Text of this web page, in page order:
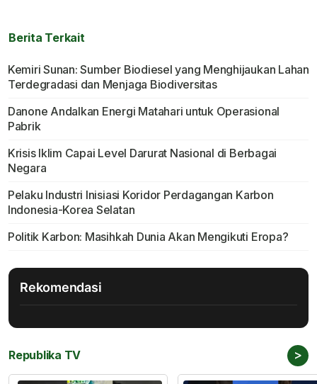
Berita Terkait
Kemiri Sunan: Sumber Biodiesel yang Menghijaukan Lahan
Terdegradasi dan Menjaga Biodiversitas
Danone Andalkan Energi Matahari untuk Operasional
Pabrik
Krisis Iklim Capai Level Darurat Nasional di Berbagai
Negara
Pelaku Industri Inisiasi Koridor Perdagangan Karbon
Indonesia-Korea Selatan
Politik Karbon: Masihkah Dunia Akan Mengikuti Eropa?
Rekomendasi
Republika TV >